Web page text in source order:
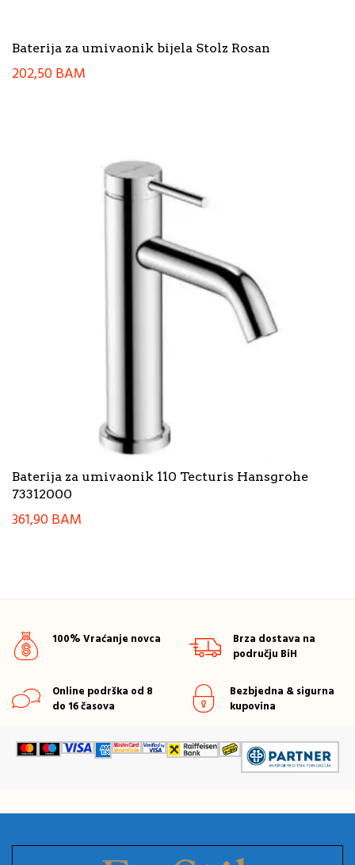
Baterija za umivaonik bijela Stolz Rosan
202,50BAM
Baterija za umivaonik 110 Tecturis Hansgrohe
73312000
361,90BAM
100% Vraćanje novca
Brza dostava na
području BiH
Online podrška od 8
do 16 časova
Bezbjedna & sigurna
kupovina